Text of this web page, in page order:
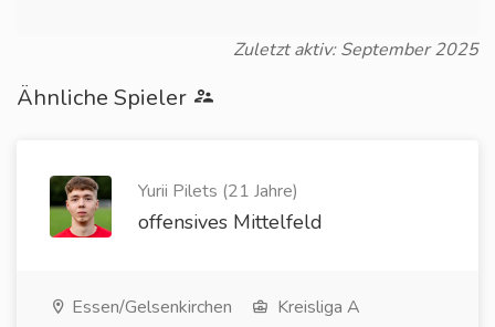
Zuletzt aktiv: September 2025
Ähnliche Spieler
Yurii Pilets (21 Jahre)
offensives Mittelfeld
Essen/Gelsenkirchen Kreisliga A